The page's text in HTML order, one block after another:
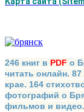
246 книг в PDF о
читать онлайн.
крае. 164
фотографий о
фильмов и